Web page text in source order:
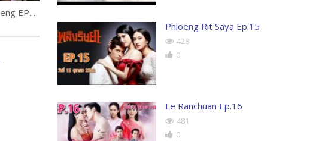
PornPromOnlaweng EP.16 พรพรหมอลเวง
Phloeng Rit Saya Ep.15
428
0
Le Ranchuan Ep.16
481
0